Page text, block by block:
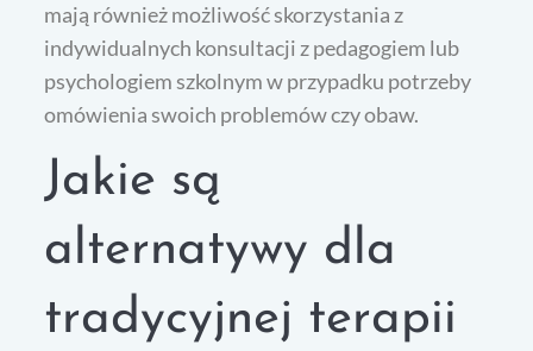
mają również możliwość skorzystania z
indywidualnych konsultacji z pedagogiem lub
psychologiem szkolnym w przypadku potrzeby
omówienia swoich problemów czy obaw.
Jakie są
alternatywy dla
tradycyjnej terapii